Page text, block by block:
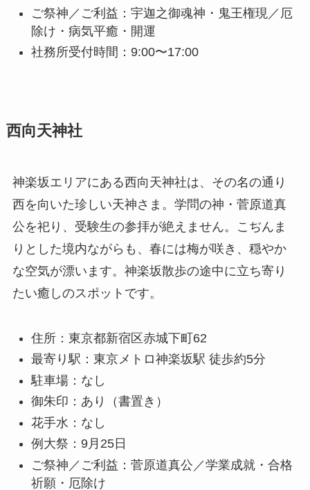
ご祭神／ご利益：宇迦之御魂神・鬼王権現／厄
除け・病気平癒・開運
社務所受付時間：9:00〜17:00
西向天神社
神楽坂エリアにある西向天神社は、その名の通り
西を向いた珍しい天神さま。学問の神・菅原道真
公を祀り、受験生の参拝が絶えません。こぢんま
りとした境内ながらも、春には梅が咲き、穏やか
な空気が漂います。神楽坂散歩の途中に立ち寄り
たい癒しのスポットです。
住所：東京都新宿区赤城下町62
最寄り駅：東京メトロ神楽坂駅 徒歩約5分
駐車場：なし
御朱印：あり（書置き）
花手水：なし
例大祭：9月25日
ご祭神／ご利益：菅原道真公／学業成就・合格
祈願・厄除け